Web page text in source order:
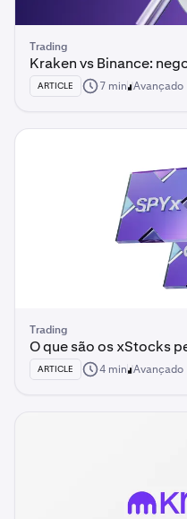
Trading
Kraken vs Binance:
ARTICLE 7 min Avançado
Trading
O que são os xStocks
ARTICLE 4 min Avançado